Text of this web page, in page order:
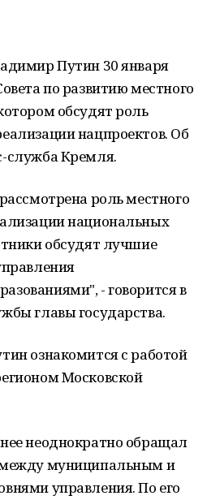
Путин 30 января
по развитию местного
обсудят роль
нацпроектов. Об
служба Кремля.
роль местного
национальных
обсудят лучшие
- говорится в
главы государства.
ознакомится с работой
Московской
неоднократно обращал
муниципальным и
управления. По его